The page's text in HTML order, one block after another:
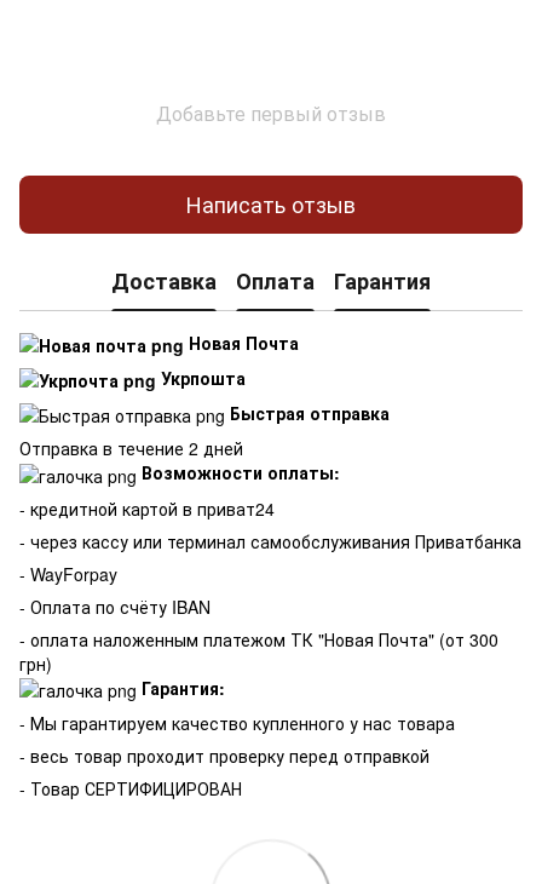
Добавьте первый отзыв
Написать отзыв
Доставка Оплата Гарантия
Новая Почта
Укрпошта
Быстрая отправка
Отправка в течение 2 дней
Возможности оплаты:
- кредитной картой в приват24
- через кассу или терминал самообслуживания Приватбанка
- WayForpay
- Оплата по счёту IBAN
- оплата наложенным платежом ТК "Новая Почта" (от 300
грн)
Гарантия:
- Мы гарантируем качество купленного у нас товара
- весь товар проходит проверку перед отправкой
- Товар СЕРТИФИЦИРОВАН